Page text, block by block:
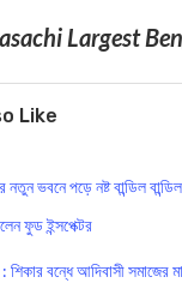
Largest
Like
ভবনে পড়ে নষ্ট বান্ডিল
ফুড ইন্সপেক্টর
বন্ধে আদিবাসী সমাজের